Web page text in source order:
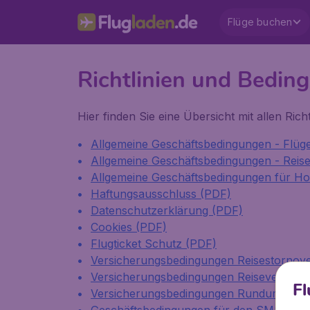
Flüge buchen
Richtlinien und
Hier finden Sie eine Übersicht mit allen
Allgemeine Geschäftsbedingungen -
Allgemeine Geschäftsbedingungen -
Allgemeine Geschäftsbedingungen für
Haftungsausschluss (PDF)
Datenschutzerklärung (PDF)
Cookies (PDF)
Flugticket Schutz (PDF)
Versicherungsbedingungen
Versicherungsbedingungen
Versicherungsbedingungen